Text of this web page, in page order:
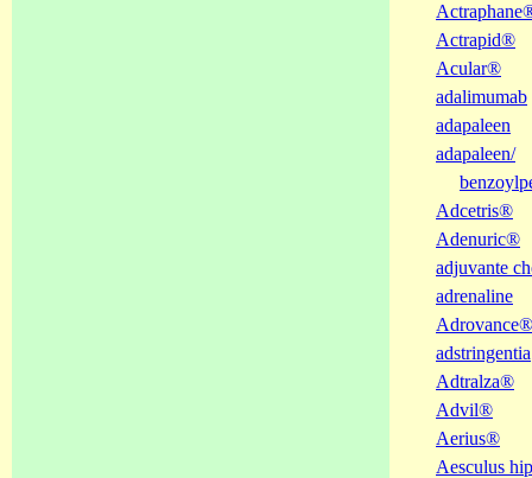
Actrapid®
Acular®
adalimumab
adapaleen
adapaleen/
Adcetris®
Adenuric®
adjuvante
adrenaline
Adrovance®
adstringentia
Adtralza®
Advil®
Aerius®
Aesculus